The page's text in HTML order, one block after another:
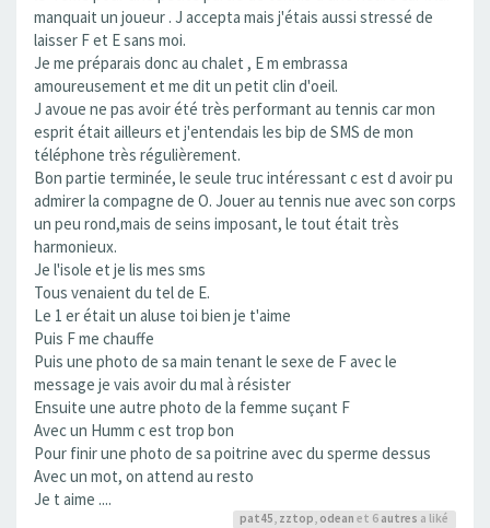
manquait un joueur . J accepta mais j'étais aussi stressé de
laisser F et E sans moi.
Je me préparais donc au chalet , E m embrassa
amoureusement et me dit un petit clin d'oeil.
J avoue ne pas avoir été très performant au tennis car mon
esprit était ailleurs et j'entendais les bip de SMS de mon
téléphone très régulièrement.
Bon partie terminée, le seule truc intéressant c est d avoir pu
admirer la compagne de O. Jouer au tennis nue avec son corps
un peu rond,mais de seins imposant, le tout était très
harmonieux.
Je l'isole et je lis mes sms
Tous venaient du tel de E.
Le 1 er était un aluse toi bien je t'aime
Puis F me chauffe
Puis une photo de sa main tenant le sexe de F avec le
message je vais avoir du mal à résister
Ensuite une autre photo de la femme suçant F
Avec un Humm c est trop bon
Pour finir une photo de sa poitrine avec du sperme dessus
Avec un mot, on attend au resto
Je t aime ....
pat45, zztop, odean et 6 autres a liké